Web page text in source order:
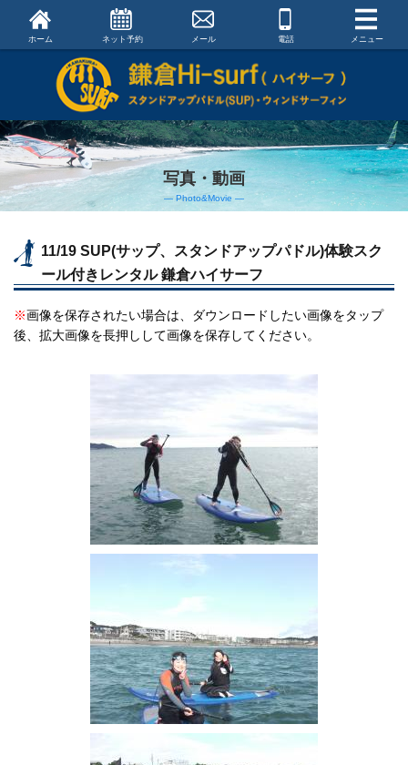
ホーム ネット予約 メール 電話 メニュー
写真・動画
― Photo&Movie ―
11/19 SUP(サップ、スタンドアップパドル)体験スク
ール付きレンタル 鎌倉ハイサーフ
※画像を保存されたい場合は、ダウンロードしたい画像をタップ
後、拡大画像を長押しして画像を保存してください。